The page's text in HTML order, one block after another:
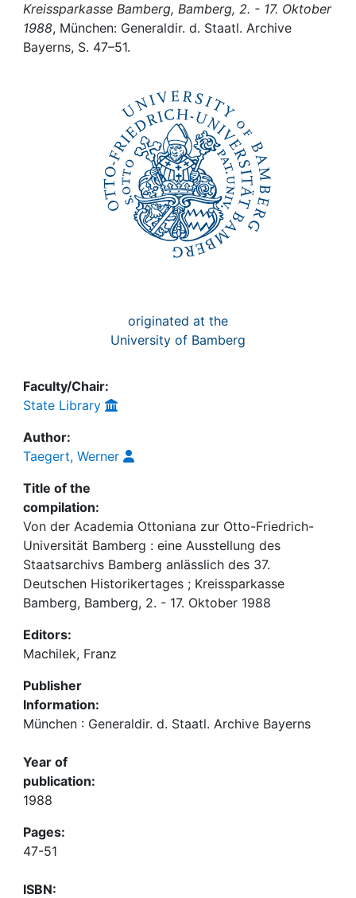
Help
Kreissparkasse Bamberg, Bamberg, 2. - 17. Oktober
1988, München: Generaldir. d. Staatl. Archive
Bayerns, S. 47–51.
originated at the
University of Bamberg
Faculty/Chair:
State Library
Author:
Taegert, Werner
Title of the
compilation:
Von der Academia Ottoniana zur Otto-Friedrich-
Universität Bamberg : eine Ausstellung des
Staatsarchivs Bamberg anlässlich des 37.
Deutschen Historikertages ; Kreissparkasse
Bamberg, Bamberg, 2. - 17. Oktober 1988
Editors:
Machilek, Franz
Publisher
Information:
München : Generaldir. d. Staatl. Archive Bayerns
Year of
publication:
1988
Pages:
47-51
ISBN: